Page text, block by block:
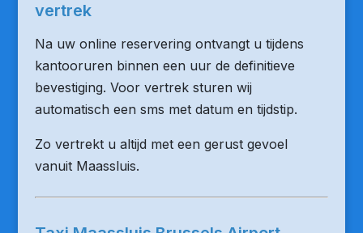
vertrek
Na uw online reservering ontvangt u tijdens
kantooruren binnen een uur de definitieve
bevestiging. Voor vertrek sturen wij
automatisch een sms met datum en tijdstip.
Zo vertrekt u altijd met een gerust gevoel
vanuit Maassluis.